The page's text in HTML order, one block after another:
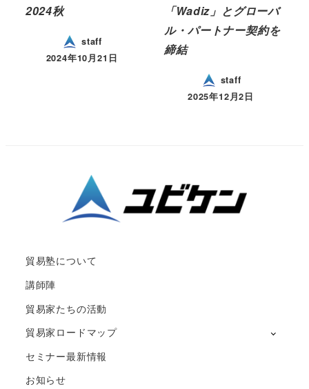
2024秋
staff
2024年10月21日
「Wadiz」とグローバ
ル・パートナー契約を
締結
staff
2025年12月2日
貿易塾について
講師陣
貿易家たちの活動
貿易家ロードマップ
セミナー最新情報
お知らせ